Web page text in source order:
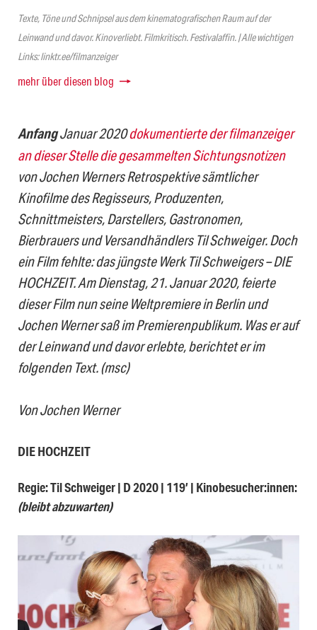
Texte, Töne und Schnipsel aus dem kinematografischen Raum auf der
Leinwand und davor. Kinoverliebt. Filmkritisch. Festivalaffin. | Alle wichtigen
Links: linktr.ee/filmanzeiger
mehr über diesen blog
AnfangJanuar 2020dokumentierte der filmanzeiger
an dieser Stelle die gesammelten Sichtungsnotizen
von Jochen Werners Retrospektive sämtlicher
Kinofilme des Regisseurs, Produzenten,
Schnittmeisters, Darstellers, Gastronomen,
Bierbrauers und Versandhändlers Til Schweiger. Doch
ein Film fehlte: das jüngste Werk Til Schweigers – DIE
HOCHZEIT. Am Dienstag, 21. Januar 2020, feierte
dieser Film nun seine Weltpremiere in Berlin und
Jochen Werner saß im Premierenpublikum. Was er auf
der Leinwand und davor erlebte, berichtet er im
folgenden Text. (msc)
Von Jochen Werner
DIE HOCHZEIT
Regie: Til Schweiger | D 2020 | 119′ | Kinobesucher:innen:
(bleibt abzuwarten)